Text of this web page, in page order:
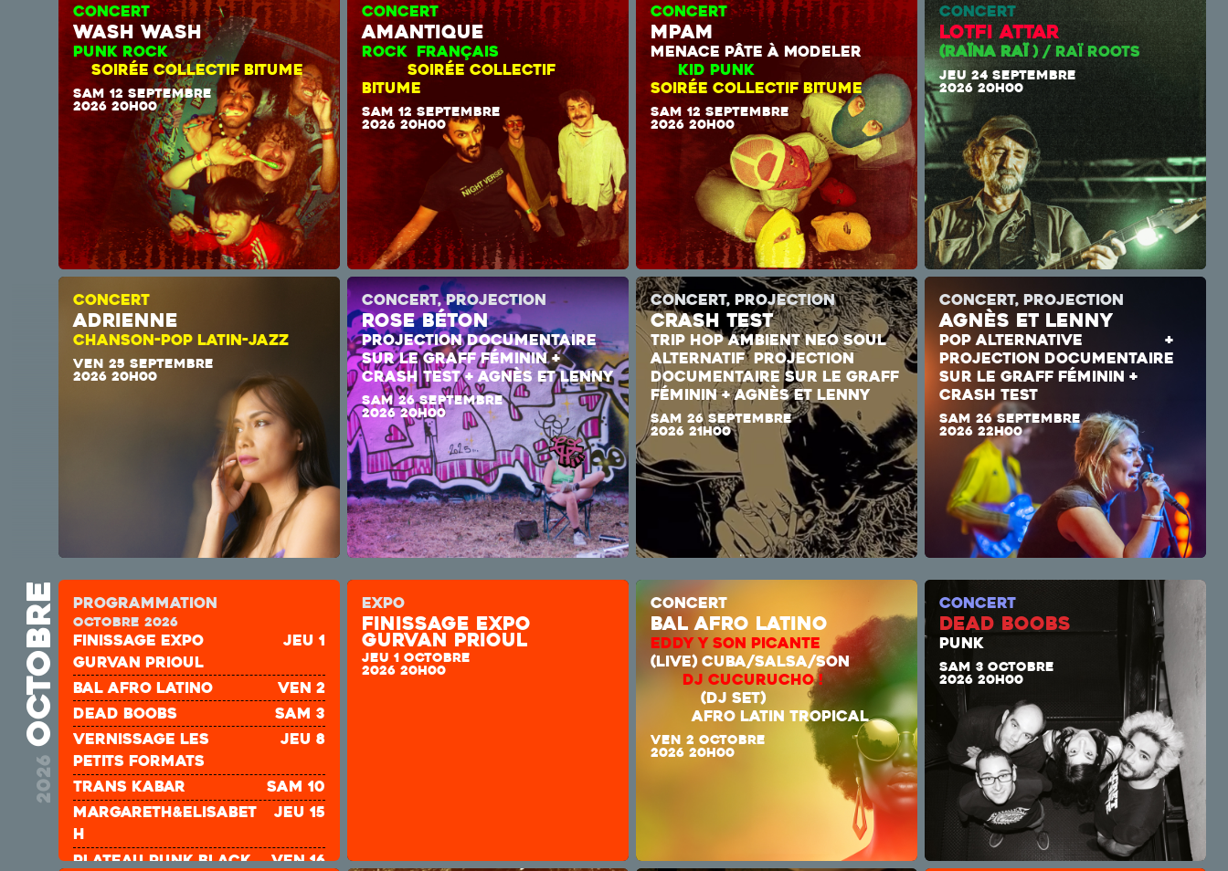
CONCERT
wash wash
PUNK ROCK
SOIRÉE COLLECTIF BITUME
SAM 12 SEPTEMBRE
2026 20H00
CONCERT
amantique
ROCK FRANÇAIS
SOIRÉE COLLECTIF
BITUME
SAM 12 SEPTEMBRE
2026 20H00
CONCERT
mpam
MENACE PÂTE À MODELER
KID PUNK
SOIRÉE COLLECTIF BITUME
SAM 12 SEPTEMBRE
2026 20H00
CONCERT
Lotfi Attar
(RAÏNA RAÏ) / RAÏ ROOTS
JEU 24 SEPTEMBRE
2026 20H00
CONCERT
ADRIENNE
CHANSON-POP LATIN-JAZZ
VEN 25 SEPTEMBRE
2026 20H00
CONCERT, PROJECTION
Rose Béton
PROJECTION DOCUMENTAIRE
SUR LE GRAFF FÉMININ +
CRASH TEST + AGNÈS ET LENNY
SAM 26 SEPTEMBRE
2026 20H00
CONCERT, PROJECTION
CRASH TEST
TRIP HOP AMBIENT NEO SOUL
ALTERNATIF PROJECTION
DOCUMENTAIRE SUR LE GRAFF
FÉMININ + AGNÈS ET LENNY
SAM 26 SEPTEMBRE
2026 21H00
CONCERT, PROJECTION
AGNÈS ET LENNY
POP ALTERNATIVE
+
PROJECTION DOCUMENTAIRE
SUR LE GRAFF FÉMININ +
CRASH TEST
SAM 26 SEPTEMBRE
2026 22H00
2026
octobre Programmation
octobre 2026
Finissage expo
Gurvan prioul
jeu 1
bal afro latino
ven 2
DEAD BOOBS
sam 3
Vernissage les
petits formats
jeu 8
TRANS KABAR
sam 10
Margareth&Elisabet
h
jeu 15
plateau punk Black
ven 16
EXPO
Finissage expo
Gurvan prioul
JEU 1 OCTOBRE
2026 20H00
CONCERT
bal afro latino
EDDY Y SON PICANTE
(LIVE) CUBA/SALSA/SON
DJ CUCURUCHO !
(DJ SET)
AFRO LATIN TROPICAL
VEN 2 OCTOBRE
2026 20H00
CONCERT
DEAD BOOBS
PUNK
SAM 3 OCTOBRE
2026 20H00